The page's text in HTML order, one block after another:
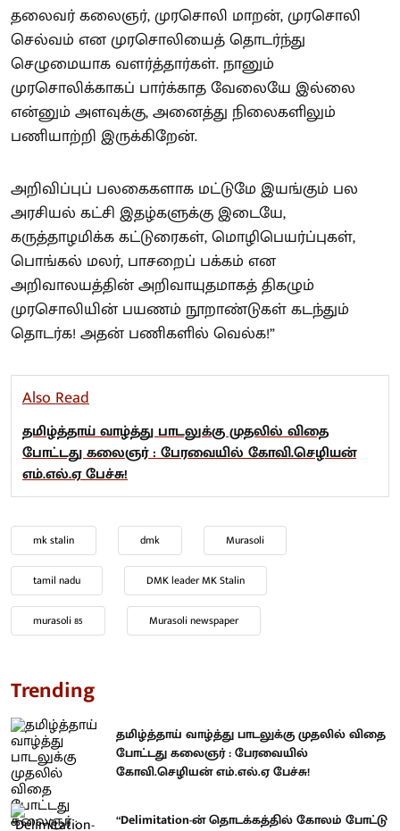
தலைவர் கலைஞர், முரசொலி மாறன், முரசொலி
செல்வம் என முரசொலியைத் தொடர்ந்து
செழுமையாக வளர்த்தார்கள். நானும்
முரசொலிக்காகப் பார்க்காத வேலையே இல்லை
என்னும் அளவுக்கு, அனைத்து நிலைகளிலும்
பணியாற்றி இருக்கிறேன்.
அறிவிப்புப் பலகைகளாக மட்டுமே இயங்கும் பல
அரசியல் கட்சி இதழ்களுக்கு இடையே,
கருத்தாழமிக்க கட்டுரைகள், மொழிபெயர்ப்புகள்,
பொங்கல் மலர், பாசறைப் பக்கம் என
அறிவாலயத்தின் அறிவாயுதமாகத் திகழும்
முரசொலியின் பயணம் நூறாண்டுகள் கடந்தும்
தொடர்க! அதன் பணிகளில் வெல்க!”
Also Read
தமிழ்த்தாய் வாழ்த்து பாடலுக்கு முதலில் விதை
போட்டது கலைஞர் : பேரவையில் கோவி.செழியன்
எம்.எல்.ஏ பேச்சு!
mk stalin dmk Murasoli
tamil nadu DMK leader MK Stalin
murasoli 85 Murasoli newspaper
Trending
தமிழ்த்தாய் வாழ்த்து பாடலுக்கு முதலில் விதை
போட்டது கலைஞர் : பேரவையில்
கோவி.செழியன் எம்.எல்.ஏ பேச்சு!
“Delimitation-ன் தொடக்கத்தில் கோலம் போட்டு